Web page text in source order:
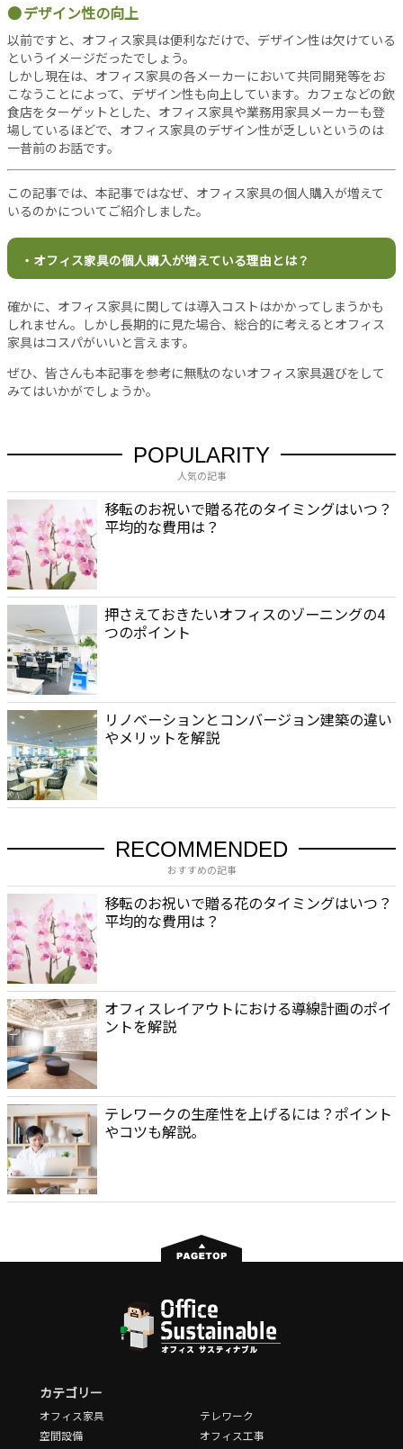
事
人
気
記
事
お
す
す
め
記
当
サ
イ
ト
に
い
て
会
利
用
規
約
プ
ラ
イ
バ
シ
ー
ポ
リ
シ
ー
お
問
合
せ
デザイン性の向上
以前ですと、オフィス家具は便利なだけで、デザイン性は欠けている
というイメージだったでしょう。
しかし現在は、オフィス家具の各メーカーにおいて共同開発等をお
こなうことによって、デザイン性も向上しています。カフェなどの飲
食店をターゲットとした、オフィス家具や業務用家具メーカーも登
場しているほどで、オフィス家具のデザイン性が乏しいというのは
一昔前のお話です。
この記事では、本記事ではなぜ、オフィス家具の個人購入が増えて
いるのかについてご紹介しました。
・オフィス家具の個人購入が増えている理由とは？
確かに、オフィス家具に関しては導入コストはかかってしまうかも
しれません。しかし長期的に見た場合、総合的に考えるとオフィス
家具はコスパがいいと言えます。
ぜひ、皆さんも本記事を参考に無駄のないオフィス家具選びをして
みてはいかがでしょうか。
POPULARITY
人気の記事
移転のお祝いで贈る花のタイミングはいつ？
平均的な費用は？
押さえておきたいオフィスのゾーニングの4
つのポイント
リノベーションとコンバージョン建築の違い
やメリットを解説
RECOMMENDED
おすすめの記事
移転のお祝いで贈る花のタイミングはいつ？
平均的な費用は？
オフィスレイアウトにおける導線計画のポイ
ントを解説
テレワークの生産性を上げるには？ポイント
やコツも解説。
カテゴリー
オフィス家具
テレワーク
空間設備
オフィス工事